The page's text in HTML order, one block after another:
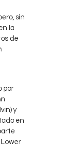
sin
la
de
por
y
en